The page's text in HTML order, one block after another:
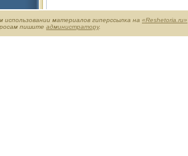
материалов гиперссылка на «Reshetoria.ru»
пишите администратору.